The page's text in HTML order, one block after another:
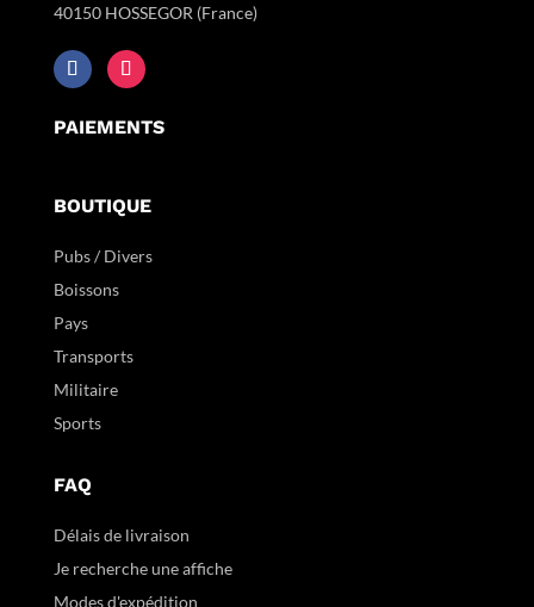
40150 HOSSEGOR (France)
PAIEMENTS
BOUTIQUE
Pubs / Divers
Boissons
Pays
Transports
Militaire
Sports
FAQ
Délais de livraison
Je recherche une affiche
Modes d'expédition